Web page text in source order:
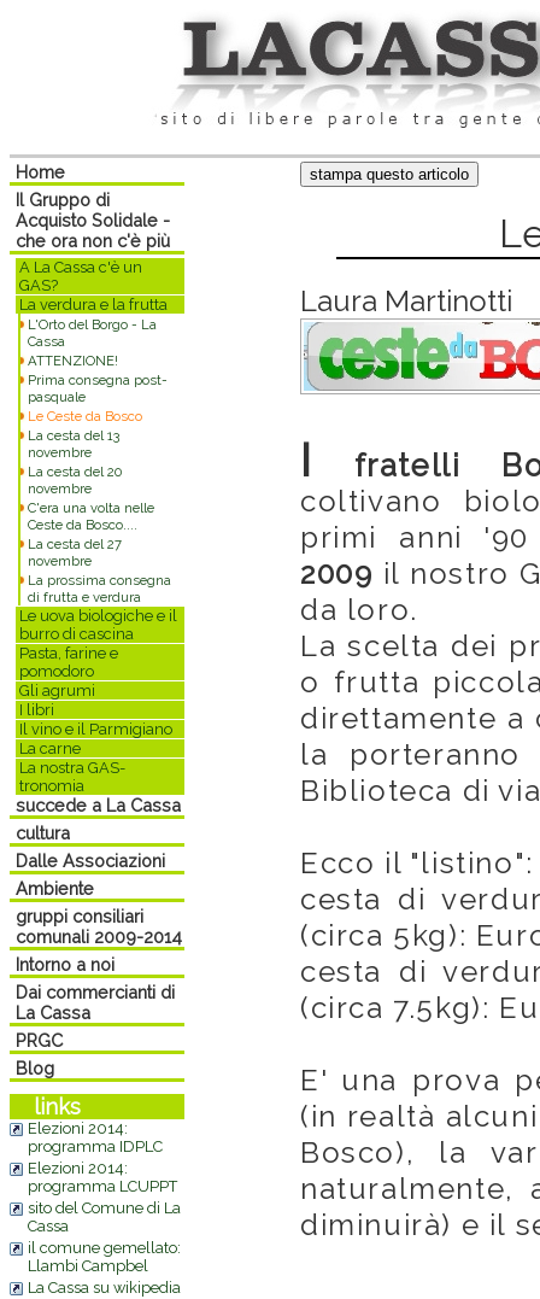
Home
Il Gruppo di
Acquisto Solidale -
che ora non c'è più
A La Cassa c'è un
GAS?
La verdura e la frutta
L'Orto del Borgo - La
Cassa
ATTENZIONE!
Prima consegna post-
pasquale
Le Ceste da Bosco
La cesta del 13
novembre
La cesta del 20
novembre
C'era una volta nelle
Ceste da Bosco....
La cesta del 27
novembre
La prossima consegna
di frutta e verdura
Le uova biologiche e il
burro di cascina
Pasta, farine e
pomodoro
Gli agrumi
I libri
Il vino e il Parmigiano
La carne
La nostra GAS-
tronomia
succede a La Cassa
cultura
Dalle Associazioni
Ambiente
gruppi consiliari
comunali 2009-2014
Intorno a noi
Dai commercianti di
La Cassa
PRGC
Blog
links
Elezioni 2014:
programma IDPLC
Elezioni 2014:
programma LCUPPT
sito del Comune di La
Cassa
il comune gemellato:
Llambi Campbel
La Cassa su wikipedia
Laura Martinotti
I fratelli
coltivano
primi anni
2009 il nostro
da loro.
La scelta dei
o frutta
direttamente a
la
Biblioteca di
Ecco il "listino":
cesta di
(circa 5kg):
cesta di
(circa 7.5kg):
E' una prova
(in realtà
Bosco), la
naturalmente,
diminuirà) e il